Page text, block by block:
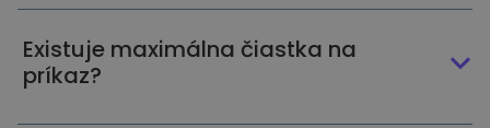
Existuje maximálna čiastka na
príkaz?